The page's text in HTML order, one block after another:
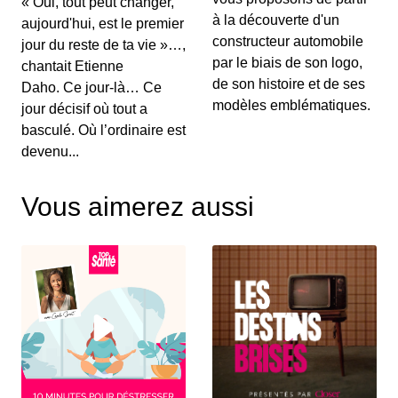
00:03:15 - IL Y A 6 ANS
Au menu de ce vendredi&nbsp;: l’essai du
Renault Captur hybride rechargeable, la Suzuki...
S12E130: L'actu auto du 02 juillet 2020
00:03:25 - IL Y A 6 ANS
Le Grenadier, c’est un peu le successeur du
S12E129: L'actu auto du 1er juillet 2020
Le Volkswagen Tiguan s’offre un nouveau look et
de nouvelles motorisations. On fait le p...
S12E128: L'actu auto du 30 juin 2020
00:03:12 - IL Y A 6 ANS
Pleins feux en ce mardi sur la nouvelle Citroën
C4. On parlera également des 110 km/h su...
aujourd'hui, est le premier
jour du reste de ta vie »…,
chantait Etienne
Daho. Ce jour-là… Ce
jour décisif où tout a
basculé. Où l’ordinaire est
devenu...
à la découverte d'un
constructeur automobile
par le biais de son logo,
de son histoire et de ses
modèles emblématiques.
Vous aimerez aussi